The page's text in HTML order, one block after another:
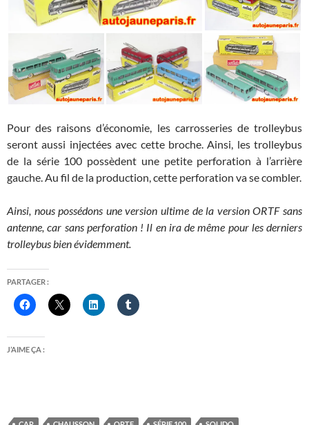
Pour des raisons d’économie, les carrosseries de trolleybus
seront aussi injectées avec cette broche. Ainsi, les trolleybus
de la série 100 possèdent une petite perforation à l’arrière
gauche. Au fil de la production, cette perforation va se combler.
Ainsi, nous possédons une version ultime de la version ORTF sans
antenne, car sans perforation ! Il en ira de même pour les derniers
trolleybus bien évidemment.
PARTAGER :
J’AIME ÇA :